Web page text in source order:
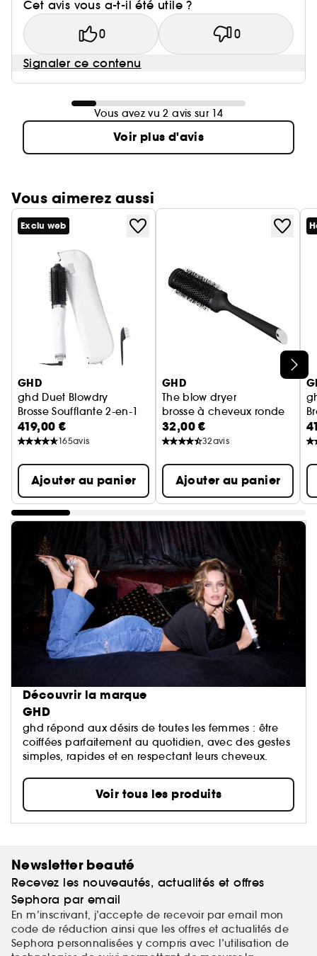
Cet avis vous a-t-il été utile ?
0 0
Signaler ce contenu
Vous avez vu 2 avis sur 14
Voir plus d'avis
Vous aimerez aussi
Ignorer le carrousel produits
Exclu web
GHD
ghd Duet Blowdry
Brosse Soufflante 2-en-1
419,00 €
165avis
Ajouter au panier
GHD
The blow dryer
brosse à cheveux ronde
32,00 €
32avis
Ajouter au panier
Découvrir la marque
GHD
ghd répond aux désirs de toutes les femmes : être
coiffées parfaitement au quotidien, avec des gestes
simples, rapides et en respectant leurs cheveux.
Voir tous les produits
Newsletter beauté
Recevez les nouveautés, actualités et offres
Sephora par email
En m’inscrivant, j’accepte de recevoir par email mon
code de réduction ainsi que les offres et actualités de
Sephora personnalisées y compris avec l’utilisation de